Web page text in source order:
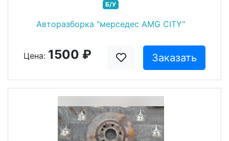
Б/У
Авторазборка "мерседес AMG CITY"
Цена: 1500 ₽ Заказать